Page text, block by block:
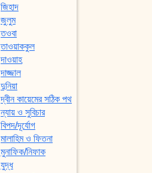
জিহাদ
জুলুম
তওবা
তাওয়াককুল
দাওয়াহ
দাজ্জাল
দুনিয়া
দ্বীন কায়েমের সঠিক পথ
ন্যায় ও সুবিচার
বিপদ/দূর্যোগ
মালাহিম ও ফিতনা
মুনাফিক/নিফাক
যুদ্ধ